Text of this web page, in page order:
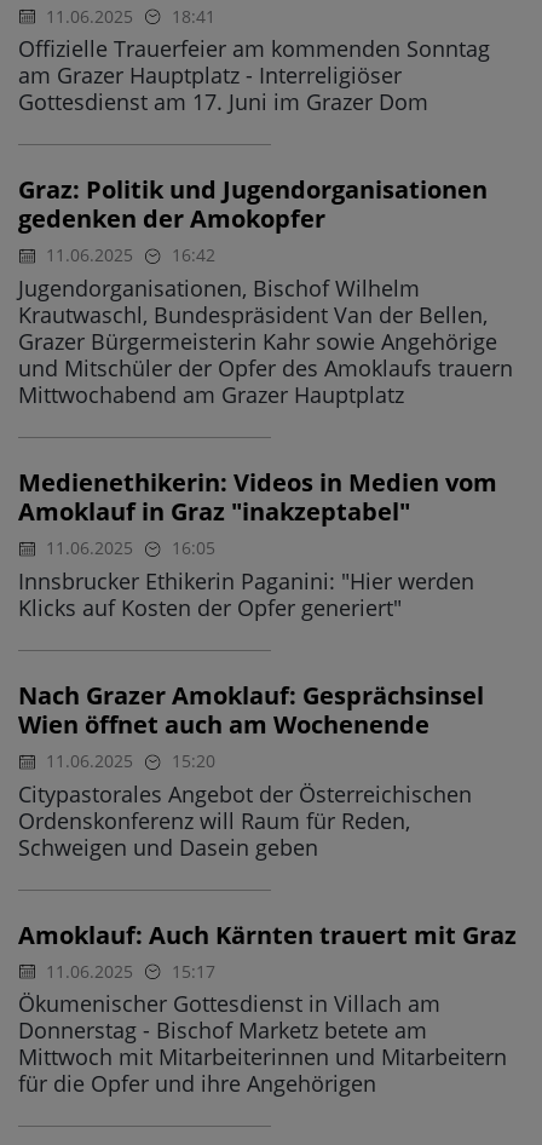
11.06.2025 18:41
Offizielle Trauerfeier am kommenden Sonntag
am Grazer Hauptplatz - Interreligiöser
Gottesdienst am 17. Juni im Grazer Dom
Graz: Politik und Jugendorganisationen
gedenken der Amokopfer
11.06.2025 16:42
Jugendorganisationen, Bischof Wilhelm
Krautwaschl, Bundespräsident Van der Bellen,
Grazer Bürgermeisterin Kahr sowie Angehörige
und Mitschüler der Opfer des Amoklaufs trauern
Mittwochabend am Grazer Hauptplatz
Medienethikerin: Videos in Medien vom
Amoklauf in Graz "inakzeptabel"
11.06.2025 16:05
Innsbrucker Ethikerin Paganini: "Hier werden
Klicks auf Kosten der Opfer generiert"
Nach Grazer Amoklauf: Gesprächsinsel
Wien öffnet auch am Wochenende
11.06.2025 15:20
Citypastorales Angebot der Österreichischen
Ordenskonferenz will Raum für Reden,
Schweigen und Dasein geben
Amoklauf: Auch Kärnten trauert mit Graz
11.06.2025 15:17
Ökumenischer Gottesdienst in Villach am
Donnerstag - Bischof Marketz betete am
Mittwoch mit Mitarbeiterinnen und Mitarbeitern
für die Opfer und ihre Angehörigen